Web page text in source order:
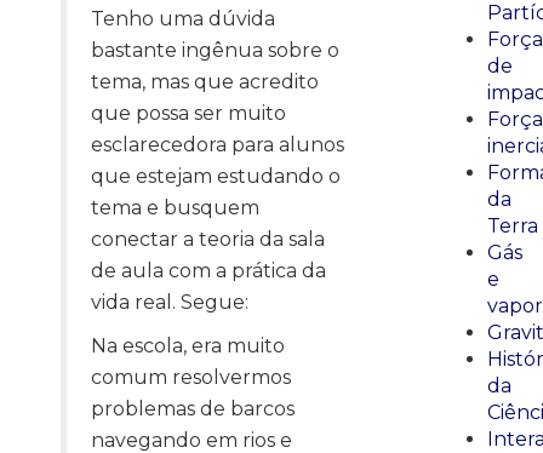
Tenho uma dúvida
bastante ingênua sobre o
tema, mas que acredito
que possa ser muito
esclarecedora para alunos
que estejam estudando o
tema e busquem
conectar a teoria da sala
de aula com a prática da
vida real. Segue:
Na escola, era muito
comum resolvermos
problemas de barcos
navegando em rios e
Força
de
da
Terra
Gás
e
vapor
da